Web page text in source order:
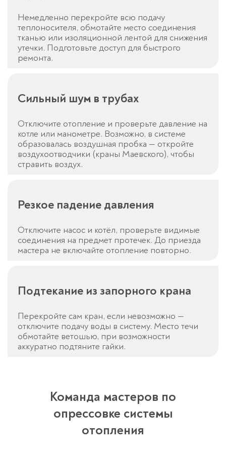
Немедленно перекройте всю подачу
теплоносителя, обмотайте место соединения
тканью или изоляционной лентой для снижения
утечки. Подготовьте доступ для быстрого
ремонта.
Сильный шум в трубах
Отключите отопление и проверьте давление на
котле или манометре. Возможно, в системе
образовалась воздушная пробка — откройте
воздухоотводчики (краны Маевского), чтобы
стравить воздух.
Резкое падение давления
Отключите насос и котёл, проверьте видимые
соединения на предмет протечек. До приезда
мастера не включайте отопление повторно.
Подтекание из запорного крана
Перекройте сам кран, если невозможно —
отключите подачу воды в систему. Место течи
обмотайте ветошью, при возможности
аккуратно подтяните гайки.
Команда мастеров по
опрессовке системы
отопления